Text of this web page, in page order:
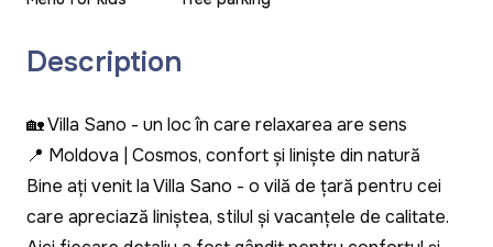
Description
🏡 Villa Sano - un loc în care relaxarea are sens
📍 Moldova | Cosmos, confort și liniște din natură
Bine ați venit la Villa Sano - o vilă de țară pentru cei
care apreciază liniștea, stilul și vacanțele de calitate.